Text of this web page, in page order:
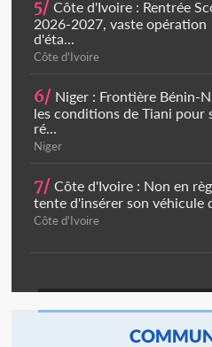
5/ Côte d'Ivoire : Rentrée
2026-2027, vaste opération
d'éta...
Côte d'Ivoire
6/ Niger : Frontière Bénin-
les conditions de Tiani pour
ré...
Niger
7/ Côte d'Ivoire : Non en
tente d'insérer son véhicule
Côte d'Ivoire